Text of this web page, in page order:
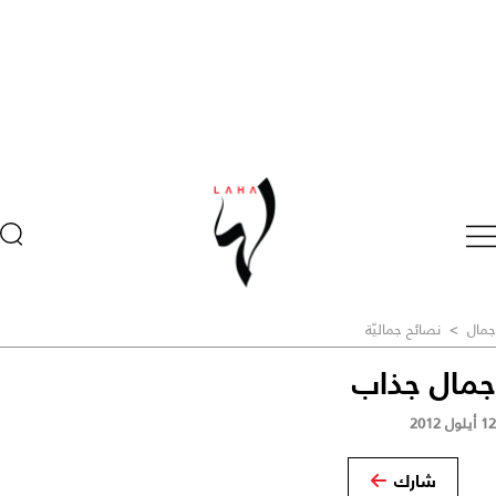
جمال > نصائح جماليّة
جمال جذاب
12 أيلول 2012
شارك